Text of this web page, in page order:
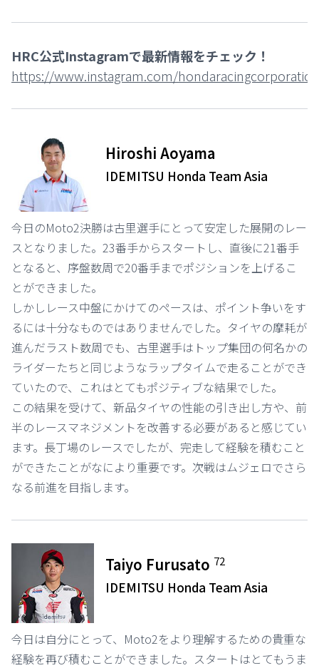
HRC公式Instagramで最新情報をチェック！
https://www.instagram.com/
Hiroshi Aoyama
IDEMITSU Honda Team Asia
今日のMoto2決勝は古里選手にとって安定した展開のレー
スとなりました。23番手からスタートし、直後に21番手
となると、序盤数周で20番手までポジションを上げるこ
とができました。
しかしレース中盤にかけてのペースは、ポイント争いをす
るには十分なものではありませんでした。タイヤの摩耗が
進んだラスト数周でも、古里選手はトップ集団の何名かの
ライダーたちと同じようなラップタイムで走ることができ
ていたので、これはとてもポジティブな結果でした。
この結果を受けて、新品タイヤの性能の引き出し方や、前
半のレースマネジメントを改善する必要があると感じてい
ます。長丁場のレースでしたが、完走して経験を積むこと
ができたことがなにより重要です。次戦はムジェロでさら
なる前進を目指します。
Taiyo Furusato 72
IDEMITSU Honda Team Asia
今日は自分にとって、Moto2をより理解するための貴重な
経験を再び積むことができました。スタートはとてもうま